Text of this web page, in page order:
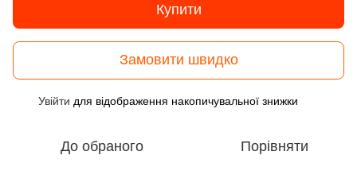
Купити
Замовити швидко
Увійти для відображення накопичувальної знижки
До обраного Порівняти